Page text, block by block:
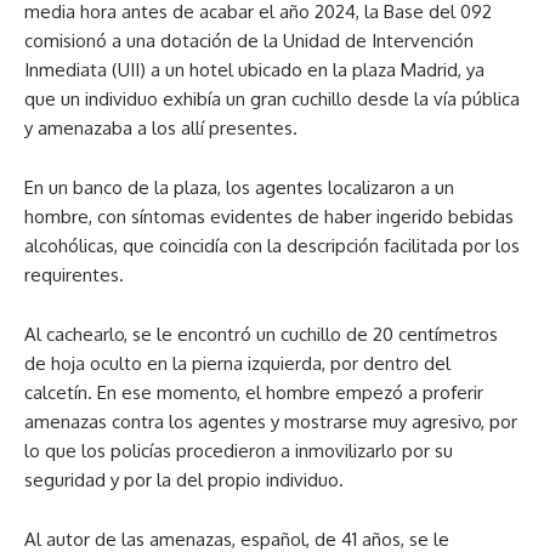
media hora antes de acabar el año 2024, la Base del 092
comisionó a una dotación de la Unidad de Intervención
Inmediata (UII) a un hotel ubicado en la plaza Madrid, ya
que un individuo exhibía un gran cuchillo desde la vía pública
y amenazaba a los allí presentes.
En un banco de la plaza, los agentes localizaron a un
hombre, con síntomas evidentes de haber ingerido bebidas
alcohólicas, que coincidía con la descripción facilitada por los
requirentes.
Al cachearlo, se le encontró un cuchillo de 20 centímetros
de hoja oculto en la pierna izquierda, por dentro del
calcetín. En ese momento, el hombre empezó a proferir
amenazas contra los agentes y mostrarse muy agresivo, por
lo que los policías procedieron a inmovilizarlo por su
seguridad y por la del propio individuo.
Al autor de las amenazas, español, de 41 años, se le